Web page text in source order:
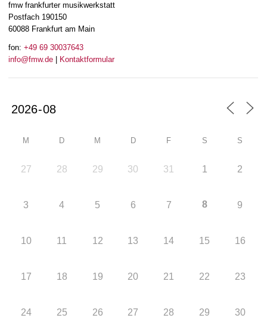
fmw frankfurter musikwerkstatt
Postfach 190150
60088 Frankfurt am Main
fon: +49 69 30037643
info@fmw.de
Kontaktformular
M D M D F S S
27 28 29 30 31 1 2
3 4 5 6 7 8 9
10 11 12 13 14 15 16
17 18 19 20 21 22 23
24 25 26 27 28 29 30